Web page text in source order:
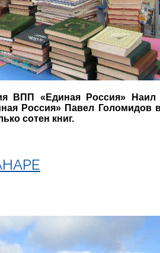
ВПП «Единая Россия»
Россия» Павел Голомидов
сотен книг.